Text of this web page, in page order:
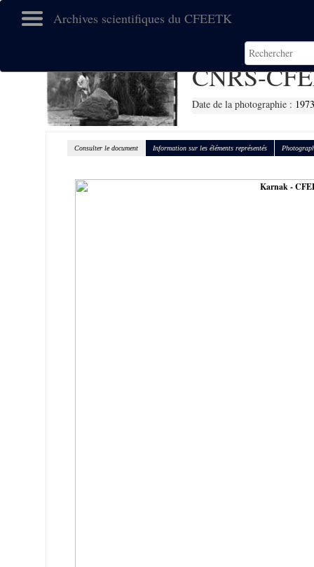
Archives scientifiques du CFEETK
CNRS-
Date de la photographie : 1973
Consulter le document Information sur les éléments représentés